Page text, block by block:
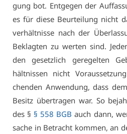
gung bot. Ent­ge­gen der
es für die­se Be­ur­tei­lung nicht
ver­hält­nis­se nach der
Be­klag­ten zu wer­ten sind.
den ge­setz­lich ge­re­gel­ten
hält­nis­sen nicht
chen­den An­wen­dung, dass
Be­sitz über­tra­gen war. So
des § § 558 BGB auch dann,
sa­che in Be­tracht kom­men, an